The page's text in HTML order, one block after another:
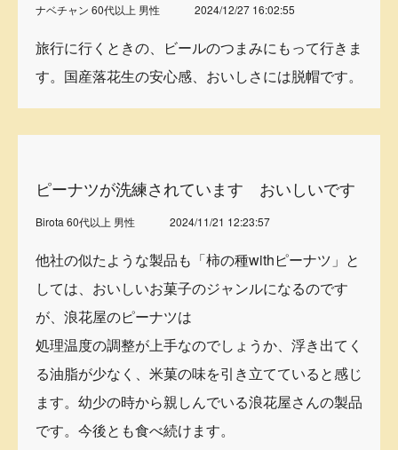
ナベチャン 60代以上 男性 2024/12/27 16:02:55
旅行に行くときの、ビールのつまみにもって行きま
す。国産落花生の安心感、おいしさには脱帽です。
ピーナツが洗練されています おいしいです
Birota 60代以上 男性 2024/11/21 12:23:57
他社の似たような製品も「柿の種withピーナツ」と
しては、おいしいお菓子のジャンルになるのです
が、浪花屋のピーナツは
処理温度の調整が上手なのでしょうか、浮き出てく
る油脂が少なく、米菓の味を引き立てていると感じ
ます。幼少の時から親しんでいる浪花屋さんの製品
です。今後とも食べ続けます。